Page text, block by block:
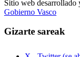
Sitio web desarrollado
Gobierno Vasco
Gizarte sareak